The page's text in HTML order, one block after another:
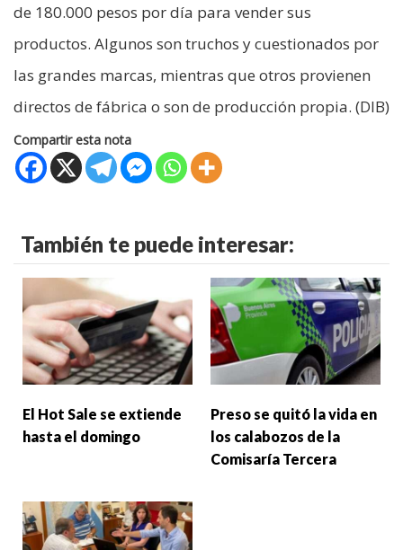
de 180.000 pesos por día para vender sus
productos. Algunos son truchos y cuestionados por
las grandes marcas, mientras que otros provienen
directos de fábrica o son de producción propia. (DIB)
Compartir esta nota
También te puede interesar:
El Hot Sale se extiende
hasta el domingo
Preso se quitó la vida en
los calabozos de la
Comisaría Tercera